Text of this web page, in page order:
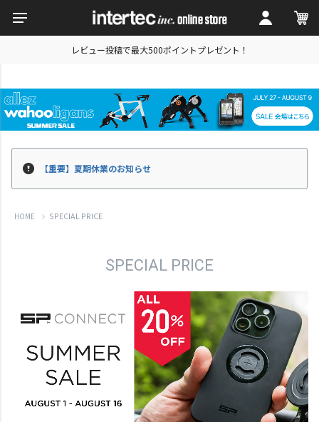
レビュー投稿で最大500ポイントプレゼント！
【重要】夏期休業のお知らせ
HOME SPECIAL PRICE
SPECIAL PRICE